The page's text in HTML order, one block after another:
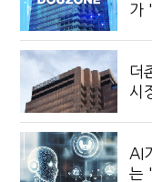
가
더
시
AI
는